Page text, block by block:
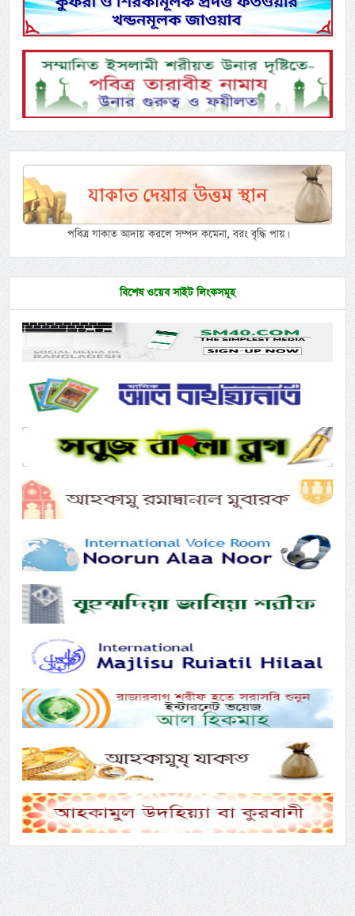
পবিত্র যাকাত আদায় করলে সম্পদ কমেনা, বরং বৃদ্ধি পায়।
বিশেষ ওয়েব সাইট লিংকসমূহ